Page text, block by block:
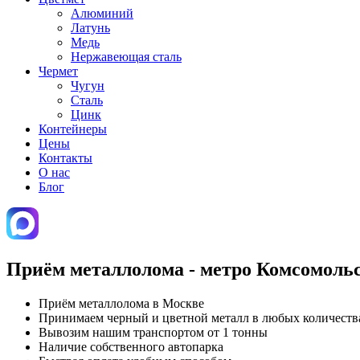
Алюминий
Латунь
Медь
Нержавеющая сталь
Чермет
Чугун
Сталь
Цинк
Контейнеры
Цены
Контакты
О нас
Блог
Приём металлолома - метро
Приём металлолома в Москве
Принимаем черный и цветной металл в любых
Вывозим нашим транспортом от 1 тонны
Наличие собственного автопарка